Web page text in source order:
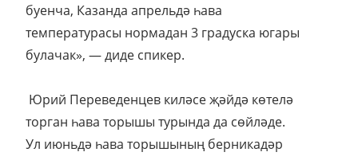
буенча, Казанда апрельдә һава
температурасы нормадан 3 градуска югары
булачак», — диде спикер.
Юрий Переведенцев киләсе җәйдә көтелә
торган һава торышы турында да сөйләде.
Ул июньдә һава торышының берникадәр